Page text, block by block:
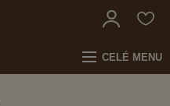
CELÉ MENU